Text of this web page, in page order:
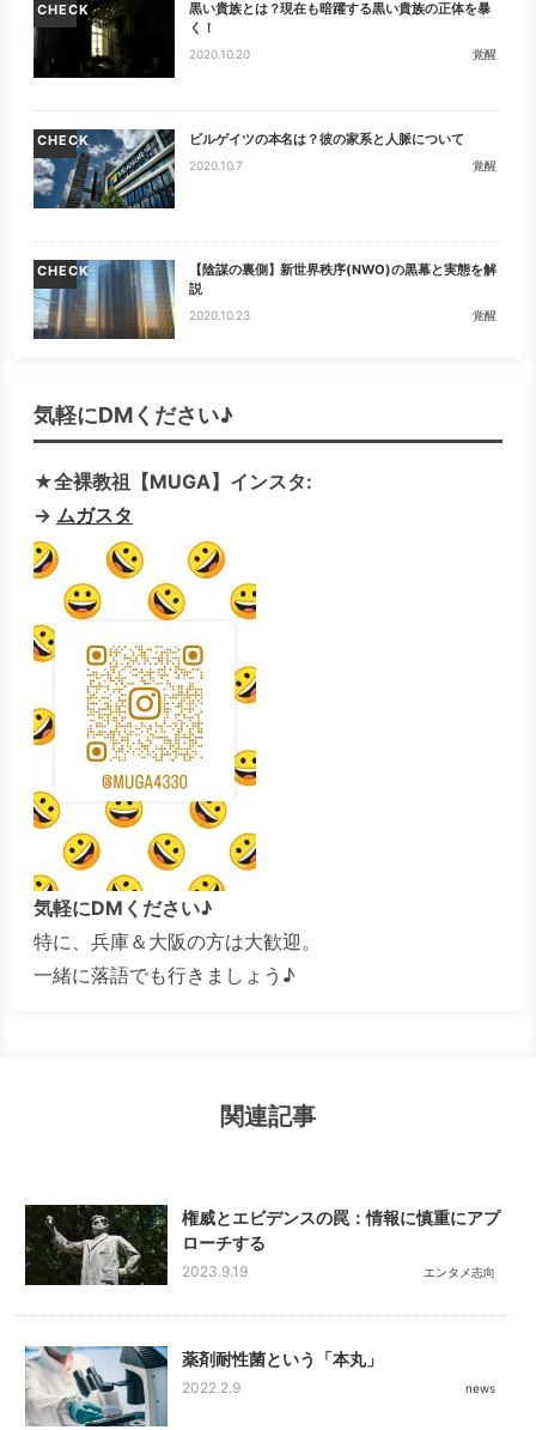
CHECK
黒い貴族とは？現在も暗躍する黒い貴族の正体を暴
く！
2020.10.20 覚醒
CHECK ビルゲイツの本名は？彼の家系と人脈について
2020.10.7 覚醒
CHECK
【陰謀の裏側】新世界秩序(NWO)の黒幕と実態を解
説
2020.10.23 覚醒
気軽にDMください♪
★全裸教祖【MUGA】インスタ:
→ ムガスタ
気軽にDMください♪
特に、兵庫＆大阪の方は大歓迎。
一緒に落語でも行きましょう♪
関連記事
権威とエビデンスの罠：情報に慎重にアプ
ローチする
2023.9.19 エンタメ志向
薬剤耐性菌という「本丸」
2022.2.9 news